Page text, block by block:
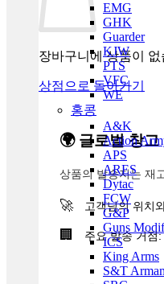
장바구니에 상품이 없
상점으로 돌아가기
🌍 글로벌 창고
상품의 발송지는 재
🚀 고객님의 위치
🏢 주요 발송 거점:
EMG
GHK
Guarder
KJW
PTS
VFC
WE
홍콩
A&K
Action
APS
ARES
Dytac
FCW
G&P
Guns
ICS
King Arms
S&T